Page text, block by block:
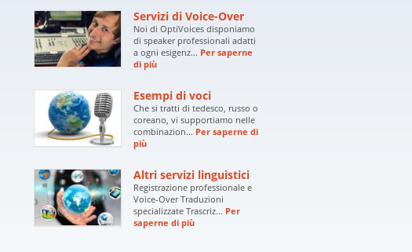
Servizi di Voice-Over
Noi di OptiVoices disponiamo
di speaker professionali adatti
a ogni esigenz... Per saperne
di più
Esempi di voci
Che si tratti di tedesco, russo o
coreano, vi supportiamo nelle
combinazion... Per saperne di
più
Altri servizi linguistici
Registrazione professionale e
Voice-Over Traduzioni
specializzate Trascriz... Per
saperne di più